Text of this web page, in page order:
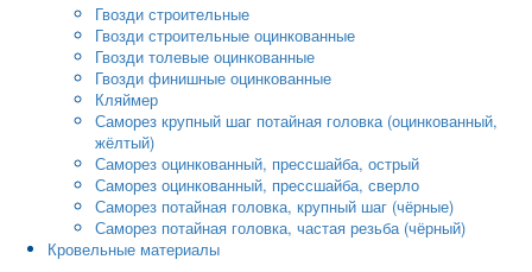
Гвозди строительные
Гвозди строительные оцинкованные
Гвозди толевые оцинкованные
Гвозди финишные оцинкованные
Кляймер
Саморез крупный шаг потайная головка (оцинкованный,
жёлтый)
Саморез оцинкованный, прессшайба, острый
Саморез оцинкованный, прессшайба, сверло
Саморез потайная головка, крупный шаг (чёрные)
Саморез потайная головка, частая резьба (чёрный)
Кровельные материалы